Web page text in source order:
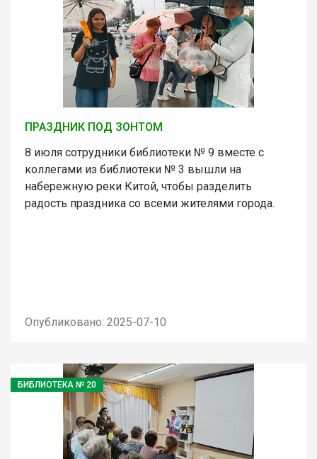
ПРАЗДНИК ПОД ЗОНТОМ
8 июля сотрудники библиотеки № 9 вместе с
коллегами из библиотеки № 3 вышли на
набережную реки Китой, чтобы разделить
радость праздника со всеми жителями города.
Опубликовано: 2025-07-10
БИБЛИОТЕКА № 20